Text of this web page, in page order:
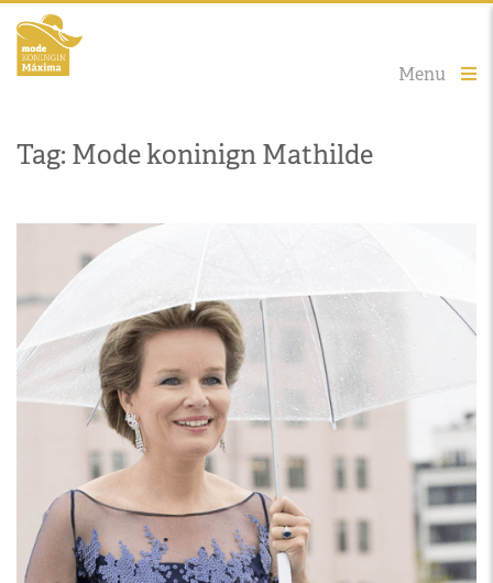
Menu
Tag: Mode koninign Mathilde